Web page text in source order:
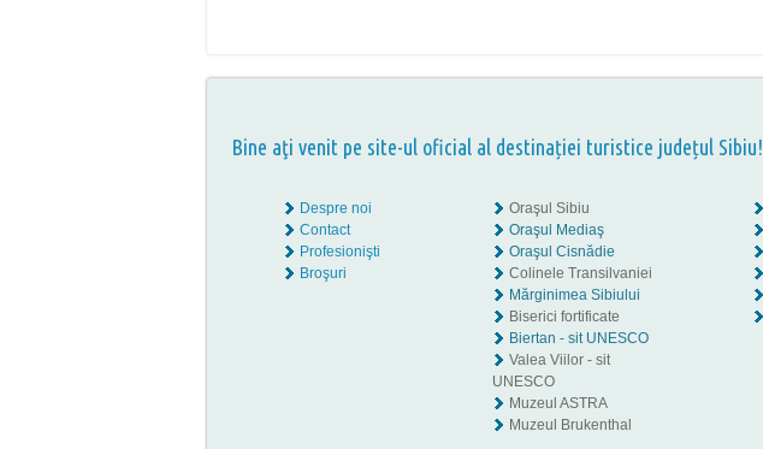
Bine aţi venit pe site-ul oficial al destinației turistice județul Sibiu!
Despre noi
Contact
Profesionişti
Broşuri
Oraşul Sibiu
Oraşul Mediaş
Oraşul Cisnădie
Colinele Transilvaniei
Mărginimea Sibiului
Biserici fortificate
Biertan - sit UNESCO
Valea Viilor - sit
UNESCO
Muzeul ASTRA
Muzeul Brukenthal